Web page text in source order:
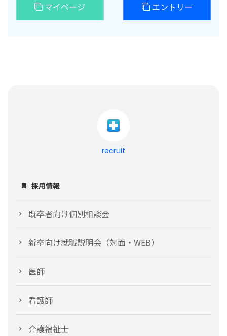
マイページ エントリー
recruit
採用情報
既卒者向け個別相談会
新卒向け就職説明会（対面・WEB）
医師
看護師
介護福祉士